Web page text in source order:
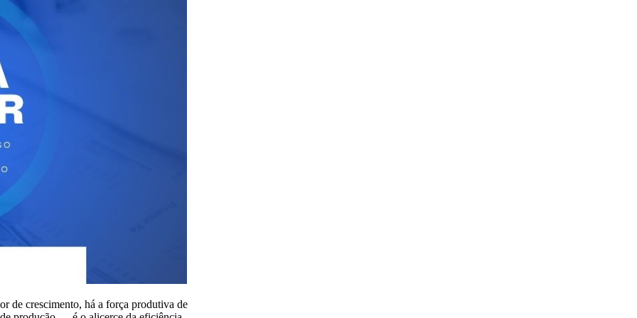
de crescimento, há a força produtiva de